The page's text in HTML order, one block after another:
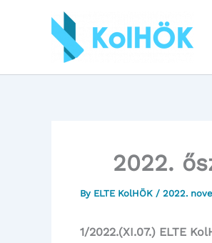
2022.
By ELTE KolHÖK / 2022.
1/2022.(XI.07.) ELTE